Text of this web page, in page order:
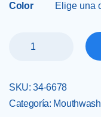
Color
SKU:34-6678
Categoría: Mouthwash